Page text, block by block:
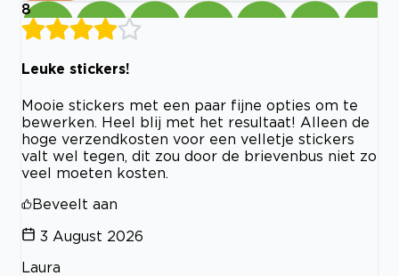
8
Leuke stickers!
Mooie stickers met een paar fijne opties om te
bewerken. Heel blij met het resultaat! Alleen de
hoge verzendkosten voor een velletje stickers
valt wel tegen, dit zou door de brievenbus niet zo
veel moeten kosten.
Beveelt aan
3 August 2026
Laura